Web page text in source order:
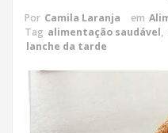
Por Camila Laranja em
Tag alimentação saudável,
lanche da tarde